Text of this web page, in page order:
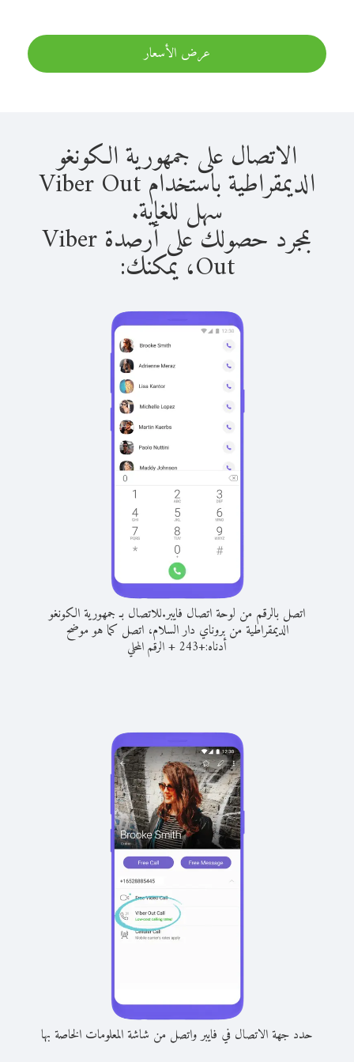
عرض الأسعار
الاتصال على جمهورية الكونغو
الديمقراطية باستخدام Viber Out
سهل للغاية.
بمجرد حصولك على أرصدة Viber
Out، يمكنك:
اتصل بالرقم من لوحة اتصال فايبر.للاتصال بـ جمهورية الكونغو
الديمقراطية من بروناي دار السلام، اتصل كما هو موضح
أدناه:+
243
+الرقم المحلي
حدد جهة الاتصال في فايبر واتصل من شاشة المعلومات الخاصة بها